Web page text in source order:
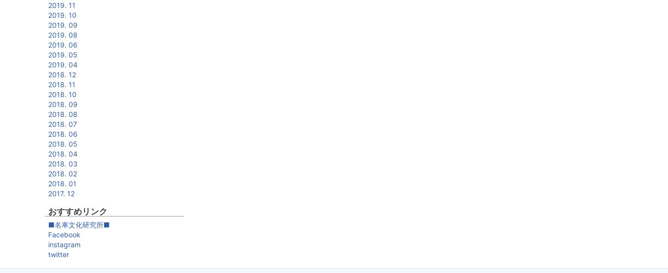
2019. 11
2019. 10
2019. 09
2019. 08
2019. 06
2019. 05
2019. 04
2018. 12
2018. 11
2018. 10
2018. 09
2018. 08
2018. 07
2018. 06
2018. 05
2018. 04
2018. 03
2018. 02
2018. 01
2017. 12
おすすめリンク
■名車文化研究所■
Facebook
instagram
twitter